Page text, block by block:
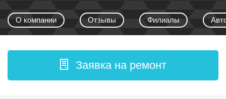
О компании Отзывы Филиалы
Заявка на ремонт